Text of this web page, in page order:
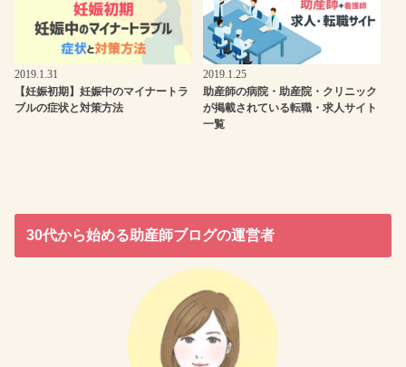
2019.1.31
【妊娠初期】妊娠中のマイナートラ
ブルの症状と対策方法
2019.1.25
助産師の病院・助産院・クリニック
が掲載されている転職・求人サイト
一覧
30代から始める助産師ブログの運営者